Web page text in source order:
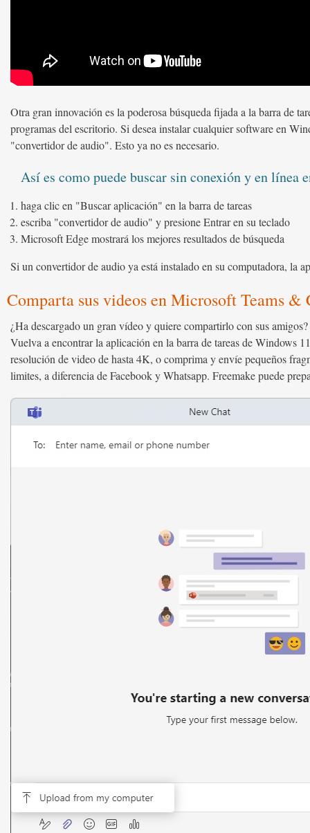
Otra gran innovación es la poderosa búsqueda fijada a la barra de
programas del escritorio. Si desea instalar cualquier software en
"convertidor de audio". Esto ya no es necesario.
Así es como puede buscar sin conexión y en línea
haga clic en "Buscar aplicación" en la barra de tareas
escriba "convertidor de audio" y presione Entrar en su teclado
Microsoft Edge mostrará los mejores resultados de búsqueda
Si un convertidor de audio ya está instalado en su computadora, la
Comparta sus videos en Microsoft Teams &
¿Ha descargado un gran vídeo y quiere compartirlo con sus
Vuelva a encontrar la aplicación en la barra de tareas de
resolución de video de hasta 4K, o comprima y envíe pequeños
limites, a diferencia de Facebook y Whatsapp. Freemake puede